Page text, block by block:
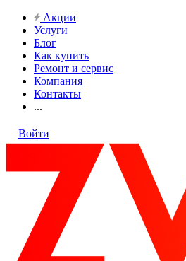
Акции
Услуги
Блог
Как купить
Ремонт и сервис
Компания
Контакты
...
Войти